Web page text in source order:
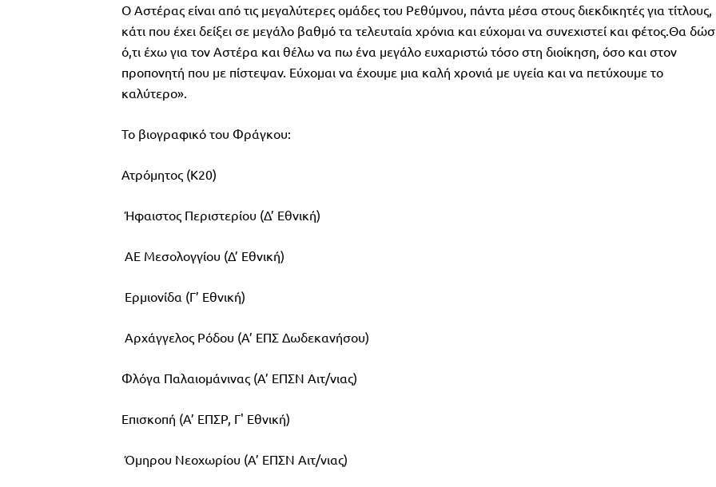
Ο Αστέρας είναι από τις μεγαλύτερες ομάδες του Ρεθύμνου, πάντα μέσα στους διεκδικητές για τίτλους,
κάτι που έχει δείξει σε μεγάλο βαθμό τα τελευταία χρόνια και εύχομαι να συνεχιστεί και φέτος.Θα
ό,τι έχω για τον Αστέρα και θέλω να πω ένα μεγάλο ευχαριστώ τόσο στη διοίκηση, όσο και στον
προπονητή που με πίστεψαν. Εύχομαι να έχουμε μια καλή χρονιά με υγεία και να πετύχουμε το
καλύτερο».
Το βιογραφικό του Φράγκου:
Ατρόμητος (Κ20)
Ήφαιστος Περιστερίου (Δ’ Εθνική)
ΑΕ Μεσολογγίου (Δ’ Εθνική)
Ερμιονίδα (Γ’ Εθνική)
Αρχάγγελος Ρόδου (Α’ ΕΠΣ Δωδεκανήσου)
Φλόγα Παλαιομάνινας (Α’ ΕΠΣΝ Αιτ/νιας)
Επισκοπή (Α’ ΕΠΣΡ, Γ' Εθνική)
Όμηρου Νεοχωρίου (Α’ ΕΠΣΝ Αιτ/νιας)